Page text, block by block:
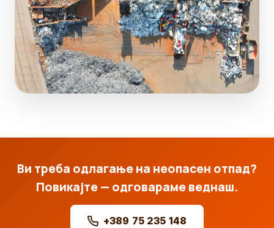
Ви треба одлагање на неопасен отпад?
Повикајте — одговараме веднаш.
+389 75 235 148